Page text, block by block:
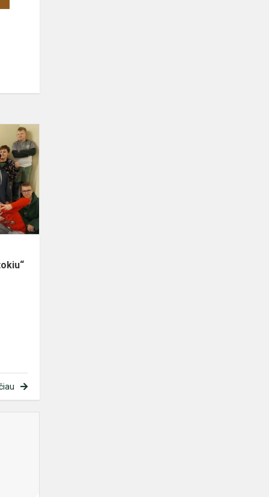
dienai
„Išdrįsk
būti
kitokiu...